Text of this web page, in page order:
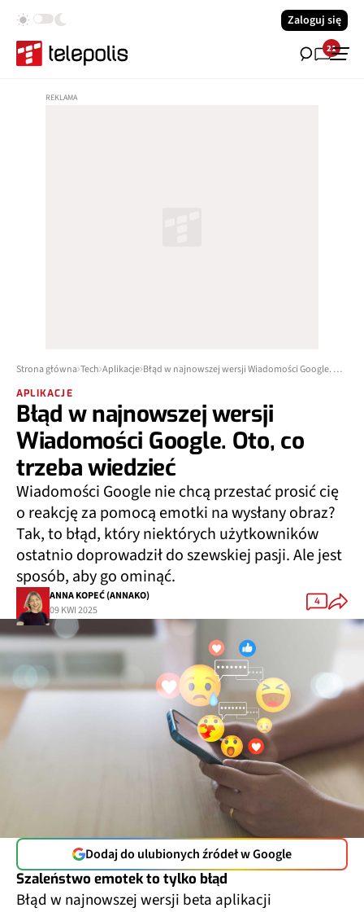
Zaloguj się
21
Strona główna Tech Aplikacje Błąd w najnowszej wersji Wiadomości Google. Oto, co trzeba wiedzieć
APLIKACJE
Błąd w najnowszej wersji
Wiadomości Google. Oto, co
trzeba wiedzieć
Wiadomości Google nie chcą przestać prosić cię
o reakcję za pomocą emotki na wysłany obraz?
Tak, to błąd, który niektórych użytkowników
ostatnio doprowadził do szewskiej pasji. Ale jest
sposób, aby go ominąć.
ANNA KOPEĆ (ANNAKO)
09 KWI 2025
4
Dodaj do ulubionych źródeł w Google
Szaleństwo emotek to tylko błąd
Błąd w najnowszej wersji beta aplikacji